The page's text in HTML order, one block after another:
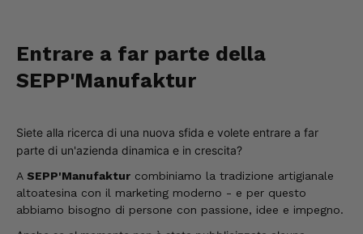
Entrare a far parte della
SEPP'Manufaktur
Siete alla ricerca di una nuova sfida e volete entrare a far
parte di un'azienda dinamica e in crescita?
A SEPP'Manufaktur combiniamo la tradizione artigianale
altoatesina con il marketing moderno - e per questo
abbiamo bisogno di persone con passione, idee e impegno.